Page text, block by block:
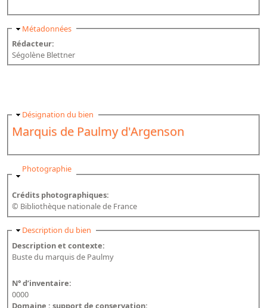
Masquer
Métadonnées
Rédacteur:
Ségolène Blettner
Masquer
Désignation du bien
Marquis de Paulmy d'Argenson
Masquer
Photographie
Crédits photographiques:
© Bibliothèque nationale de France
Masquer
Description du bien
Description et contexte:
Buste du marquis de Paulmy
N° d’inventaire:
0000
Domaine : support de conservation: